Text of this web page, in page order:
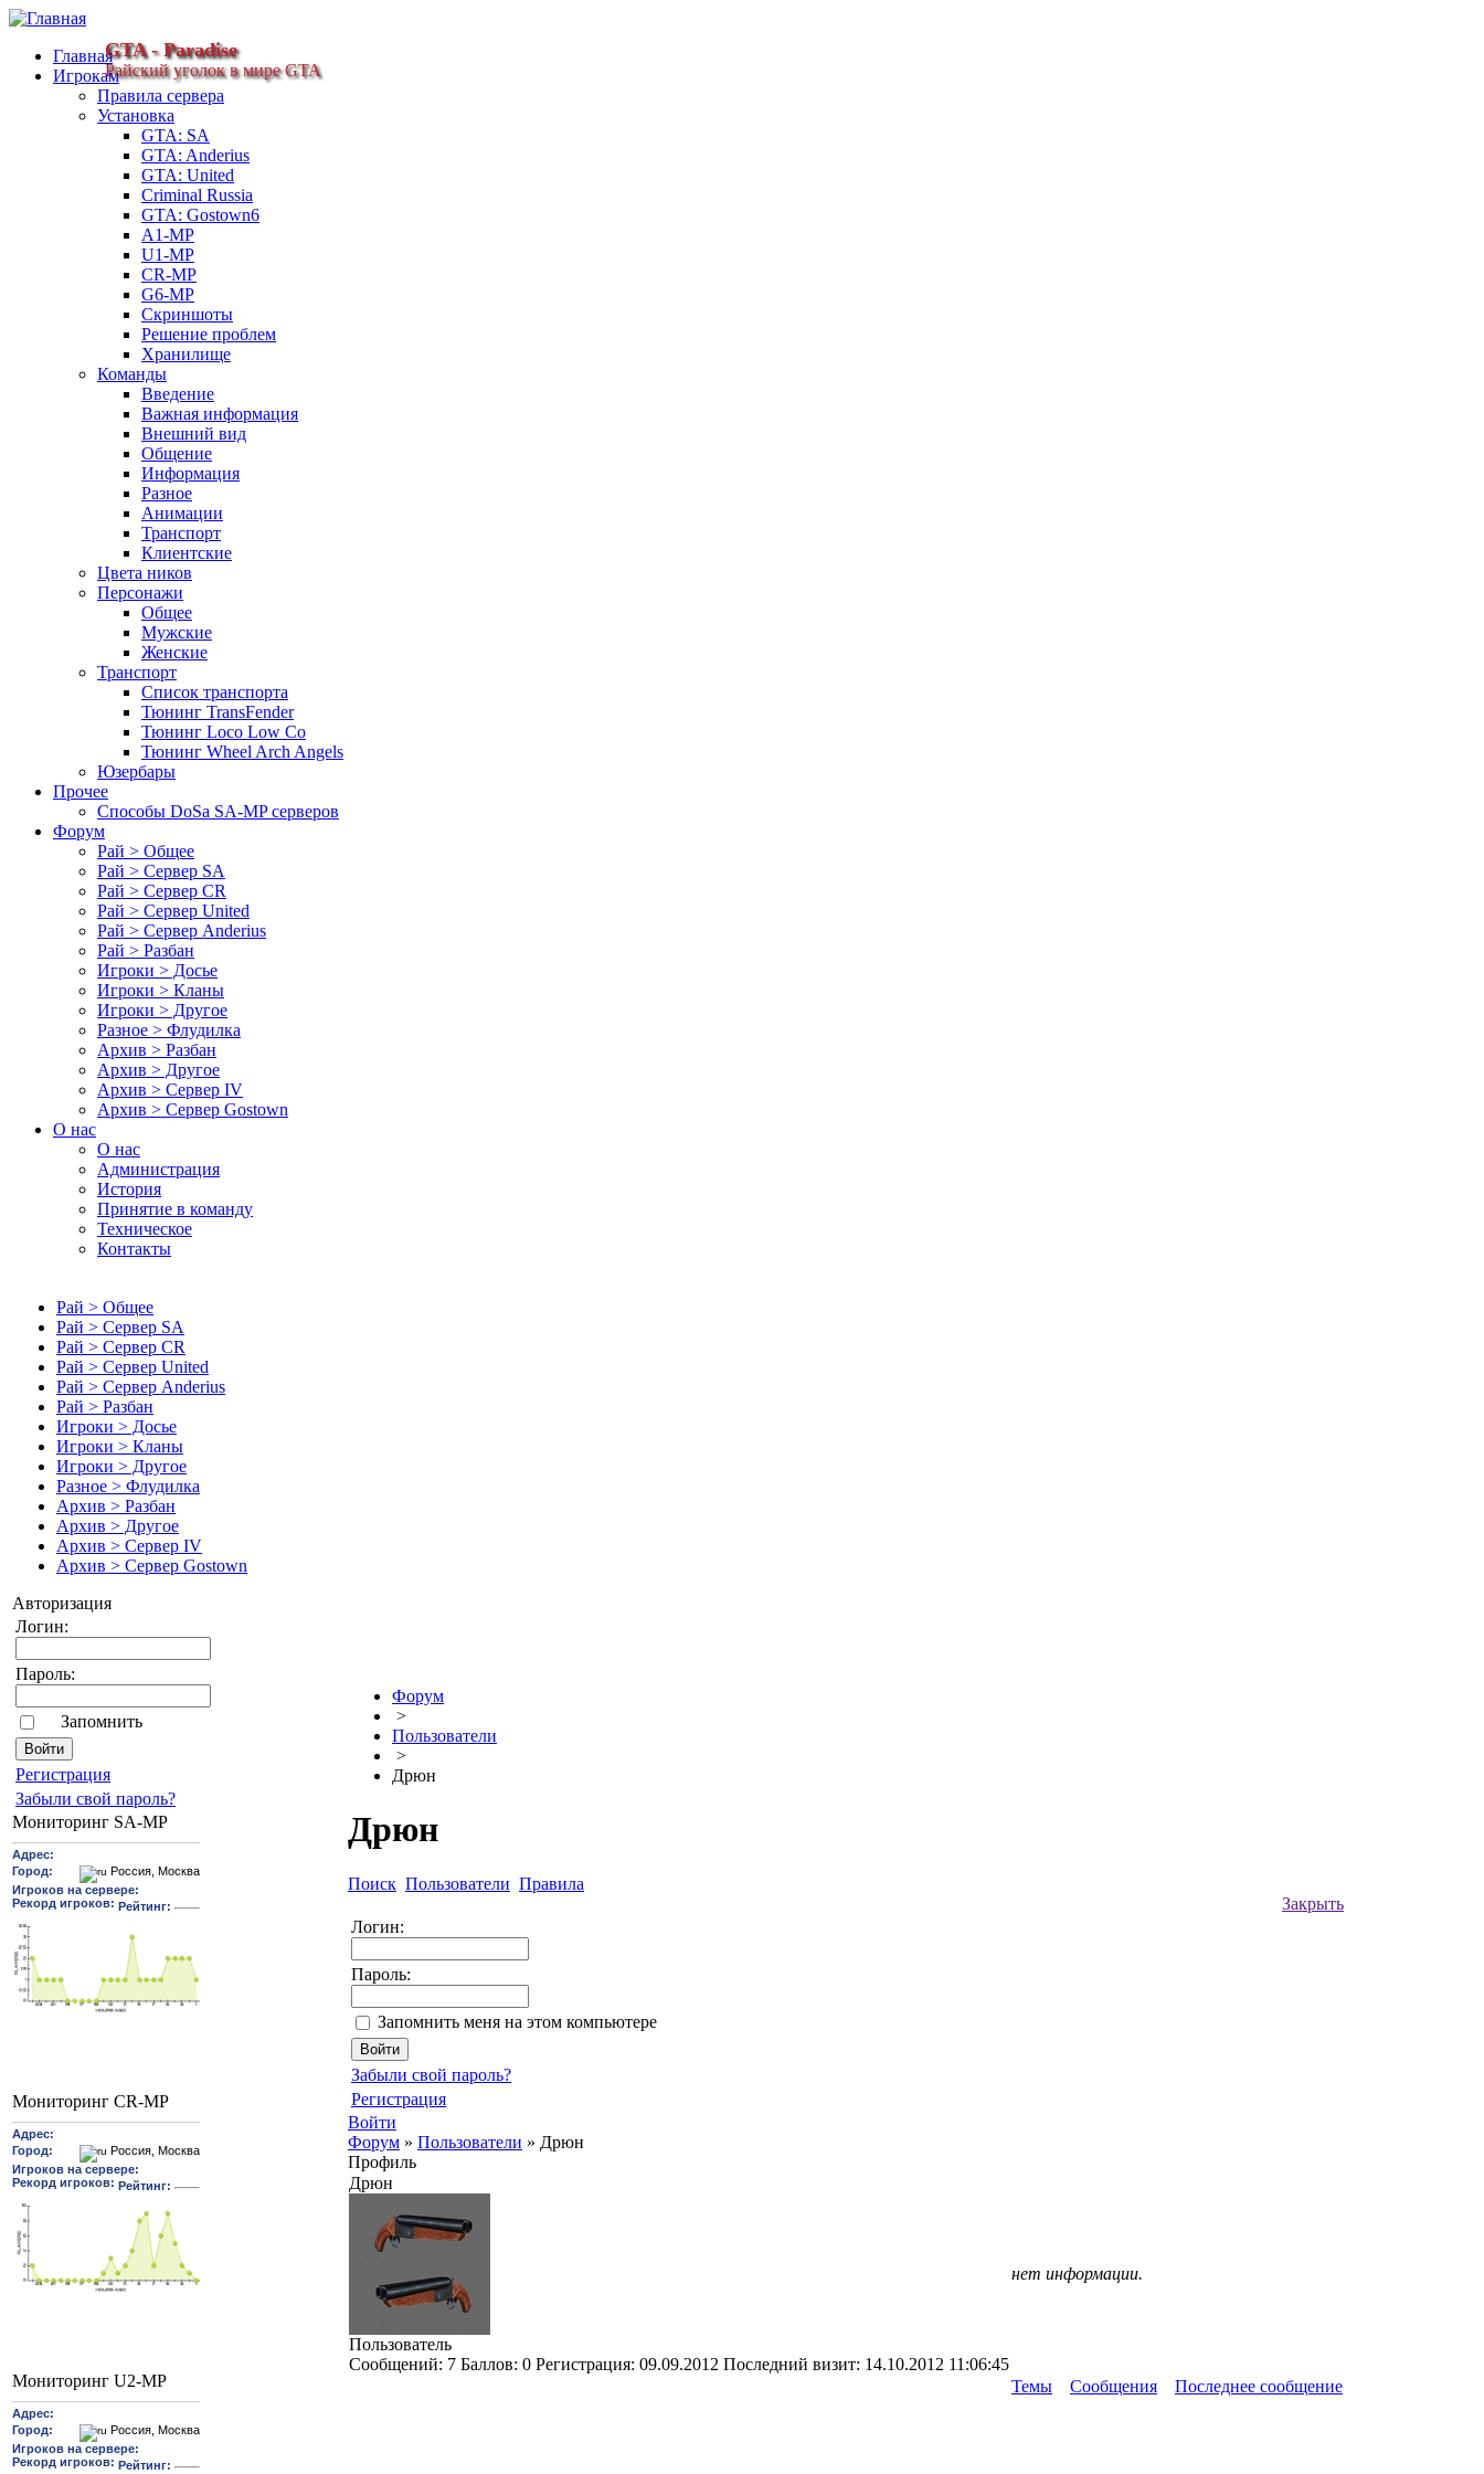
GTA - Paradise
Райский уголок в мире GTA
Главная
Игрокам
Правила сервера
Установка
GTA: SA
GTA: Anderius
GTA: United
Criminal Russia
GTA: Gostown6
A1-MP
U1-MP
CR-MP
G6-MP
Скриншоты
Решение проблем
Хранилище
Команды
Введение
Важная информация
Внешний вид
Общение
Информация
Разное
Анимации
Транспорт
Клиентские
Цвета ников
Персонажи
Общее
Мужские
Женские
Транспорт
Список транспорта
Тюнинг TransFender
Тюнинг Loco Low Co
Тюнинг Wheel Arch Angels
Юзербары
Прочее
Cпособы DoSа SA-MP серверов
Форум
Рай > Общее
Рай > Сервер SA
Рай > Сервер CR
Рай > Сервер United
Рай > Сервер Anderius
Рай > Разбан
Игроки > Досье
Игроки > Кланы
Игроки > Другое
Разное > Флудилка
Архив > Разбан
Архив > Другое
Архив > Сервер IV
Архив > Сервер Gostown
О нас
О нас
Администрация
История
Принятие в команду
Техническое
Контакты
Рай > Общее
Рай > Сервер SA
Рай > Сервер CR
Рай > Сервер United
Рай > Сервер Anderius
Рай > Разбан
Игроки > Досье
Игроки > Кланы
Игроки > Другое
Разное > Флудилка
Архив > Разбан
Архив > Другое
Архив > Сервер IV
Архив > Сервер Gostown
Авторизация
Логин:
Пароль:
Запомнить
Pегиcтрaция
Забыли свой пароль?
Мониторинг SA-MP
Мониторинг CR-MP
Мониторинг U2-MP
Форум
>
Пользователи
>
Дрюн
Дрюн
Поиск Пользователи Правила
Закрыть
Логин:
Пароль:
Запомнить меня на этом компьютере
Забыли свой пароль?
Регистрация
Войти
Форум » Пользователи » Дрюн
Профиль
Дрюн
Пользователь
Cообщений: 7 Баллов: 0 Регистрация: 09.09.2012 Последний визит: 14.10.2012 11:06:45
нет информации.
Темы Сообщения Последнее сообщение